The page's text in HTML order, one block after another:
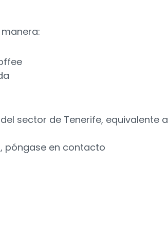
sector de Tenerife, equivalente a
póngase en contacto